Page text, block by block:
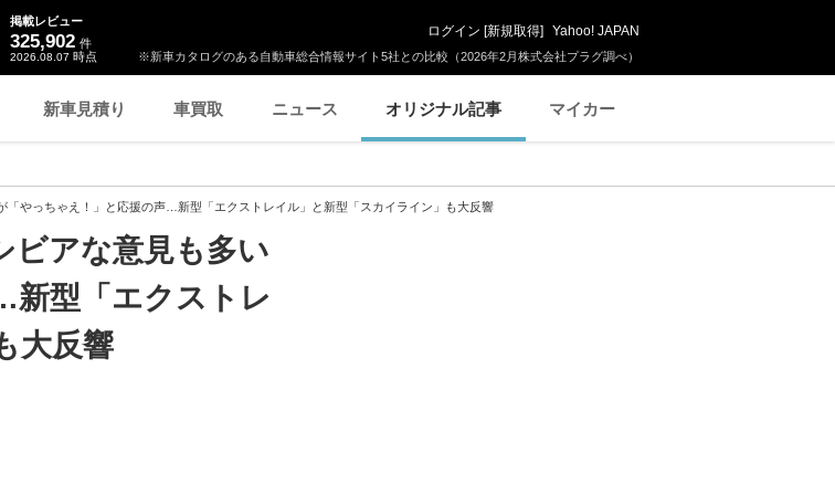
※新車カタログのある自動車総合情報サイト5社との比較（2026年2月株式会社プラグ調べ）
掲載レビュー
325,902 件
2026.08.07 時点
ログイン [新規取得] Yahoo! JAPAN
新車見積り 車買取 ニュース オリジナル記事 マイカー
「やっちゃえ！」と応援の声…新型「エクストレイル」と新型「スカイライン」も大反響
ビアな意見も多い
新型「エクストレ
大反響